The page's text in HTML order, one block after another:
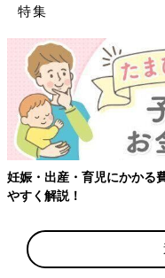
特集
妊娠・出産・育児にかかる
やすく解説！